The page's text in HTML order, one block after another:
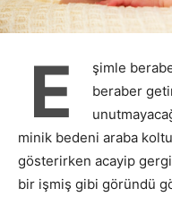
E
şimle
beraber
minik bedeni araba
gösterirken acayip
bir işmiş gibi göründü